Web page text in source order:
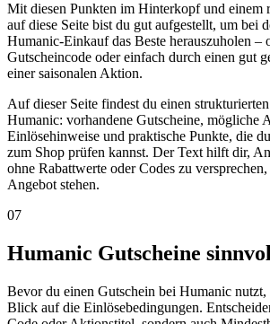
Mit diesen Punkten im Hinterkopf und einem
auf diese Seite bist du gut aufgestellt, um bei
Humanic-Einkauf das Beste herauszuholen –
Gutscheincode oder einfach durch einen gut
einer saisonalen Aktion.
Auf dieser Seite findest du einen
Humanic: vorhandene Gutscheine, mögliche
Einlösehinweise und praktische Punkte, die
zum Shop prüfen kannst. Der Text hilft dir,
ohne Rabattwerte oder Codes zu
Angebot stehen.
07
Humanic Gutscheine
Bevor du einen Gutschein bei Humanic
Blick auf die Einlösebedingungen.